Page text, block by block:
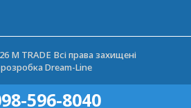
596-8040
M TRADE Всі права захищені
Dream-Line